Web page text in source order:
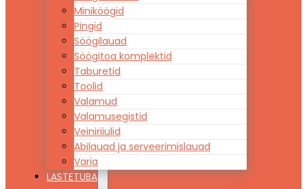
Miniköögid
Pingid
Söögilauad
Söögitoa komplektid
Taburetid
Toolid
Valamud
Valamusegistid
Veiniriiulid
Abilauad ja serveerimislauad
Varia
LASTETUBA